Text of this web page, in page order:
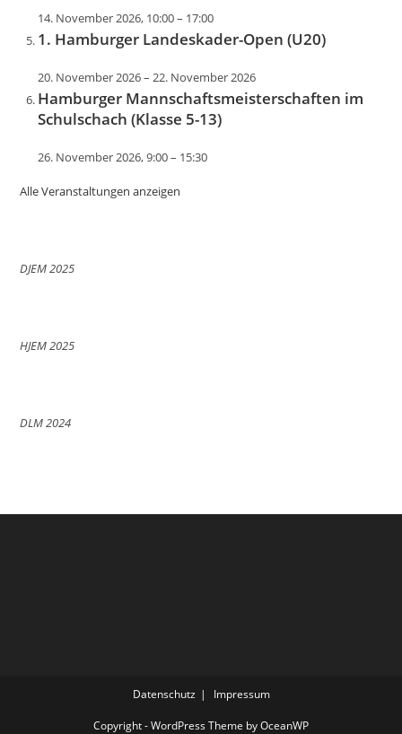
14. November 2026, 10:00– 17:00
1. Hamburger Landeskader-Open (U20)
20. November 2026–22. November 2026
Hamburger Mannschaftsmeisterschaften im
Schulschach (Klasse 5-13)
26. November 2026, 9:00– 15:30
Alle Veranstaltungen anzeigen
DJEM 2025
HJEM 2025
DLM 2024
Datenschutz Impressum
Copyright - WordPress Theme by OceanWP